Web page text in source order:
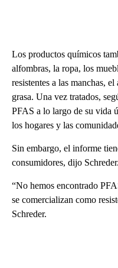
Los productos químicos
alfombras, la ropa, los
resistentes a las manchas,
grasa. Una vez tratados,
PFAS a lo largo de su vida
los hogares y las
Sin embargo, el informe
consumidores, dijo Schreder.
“No hemos encontrado
se comercializan como
Schreder.